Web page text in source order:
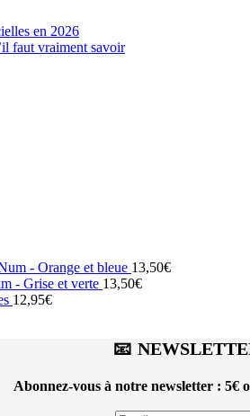
en 2026
faut vraiment savoir
- Orange et bleue 13,50€
- Grise et verte 13,50€
12,95€
📧
Abonnez-vous à notre newsletter : 5€